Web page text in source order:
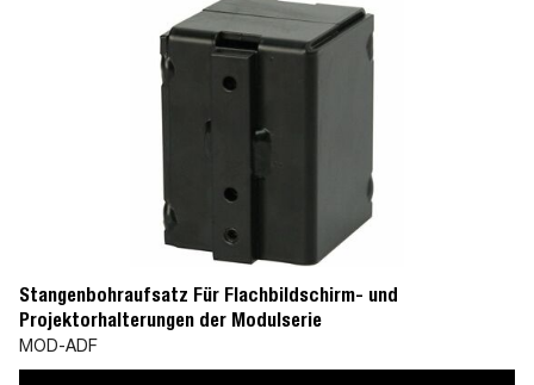
Stangenbohraufsatz Für Flachbildschirm- und
Projektorhalterungen der Modulserie
MOD-ADF